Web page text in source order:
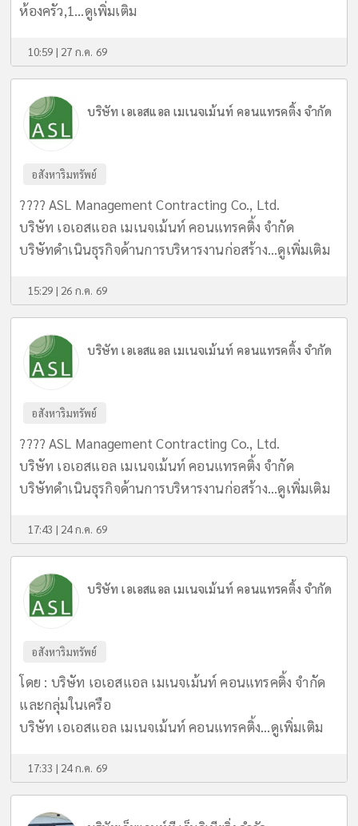
ห้องครัว,1...ดูเพิ่มเติม
10:59 | 27 ก.ค. 69
บริษัท เอเอสแอล เมเนจเม้นท์ คอนแทรคติ้ง จำกัด
อสังหาริมทรัพย์
???? ASL Management Contracting Co., Ltd.
บริษัท เอเอสแอล เมเนจเม้นท์ คอนแทรคติ้ง จำกัด
บริษัทดำเนินธุรกิจด้านการบริหารงานก่อสร้าง...ดูเพิ่มเติม
15:29 | 26 ก.ค. 69
บริษัท เอเอสแอล เมเนจเม้นท์ คอนแทรคติ้ง จำกัด
อสังหาริมทรัพย์
???? ASL Management Contracting Co., Ltd.
บริษัท เอเอสแอล เมเนจเม้นท์ คอนแทรคติ้ง จำกัด
บริษัทดำเนินธุรกิจด้านการบริหารงานก่อสร้าง...ดูเพิ่มเติม
17:43 | 24 ก.ค. 69
บริษัท เอเอสแอล เมเนจเม้นท์ คอนแทรคติ้ง จำกัด
อสังหาริมทรัพย์
โดย : บริษัท เอเอสแอล เมเนจเม้นท์ คอนแทรคติ้ง จำกัด
และกลุ่มในเครือ
บริษัท เอเอสแอล เมเนจเม้นท์ คอนแทรคติ้ง...ดูเพิ่มเติม
17:33 | 24 ก.ค. 69